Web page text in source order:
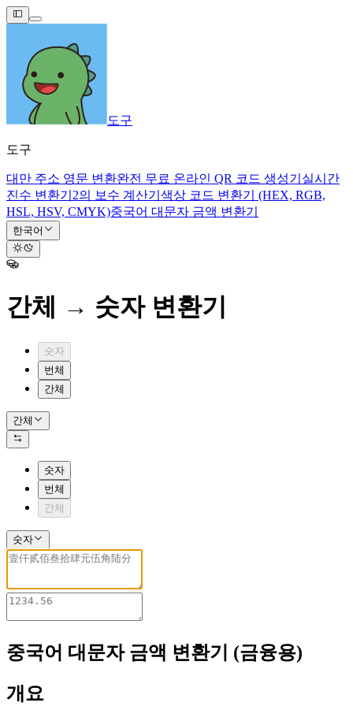
도구
도구
대만 주소 영문 변환완전 무료 온라인 QR 코드 생성기 실시간
진수 변환기 2의 보수 계산기 색상 코드 변환기 (HEX, RGB,
HSL, HSV, CMYK)중국어 대문자 금액 변환기
한국어
간체 → 숫자 변환기
숫자
번체
간체
간체
숫자
번체
간체
숫자
중국어 대문자 금액 변환기 (금융용)
개요